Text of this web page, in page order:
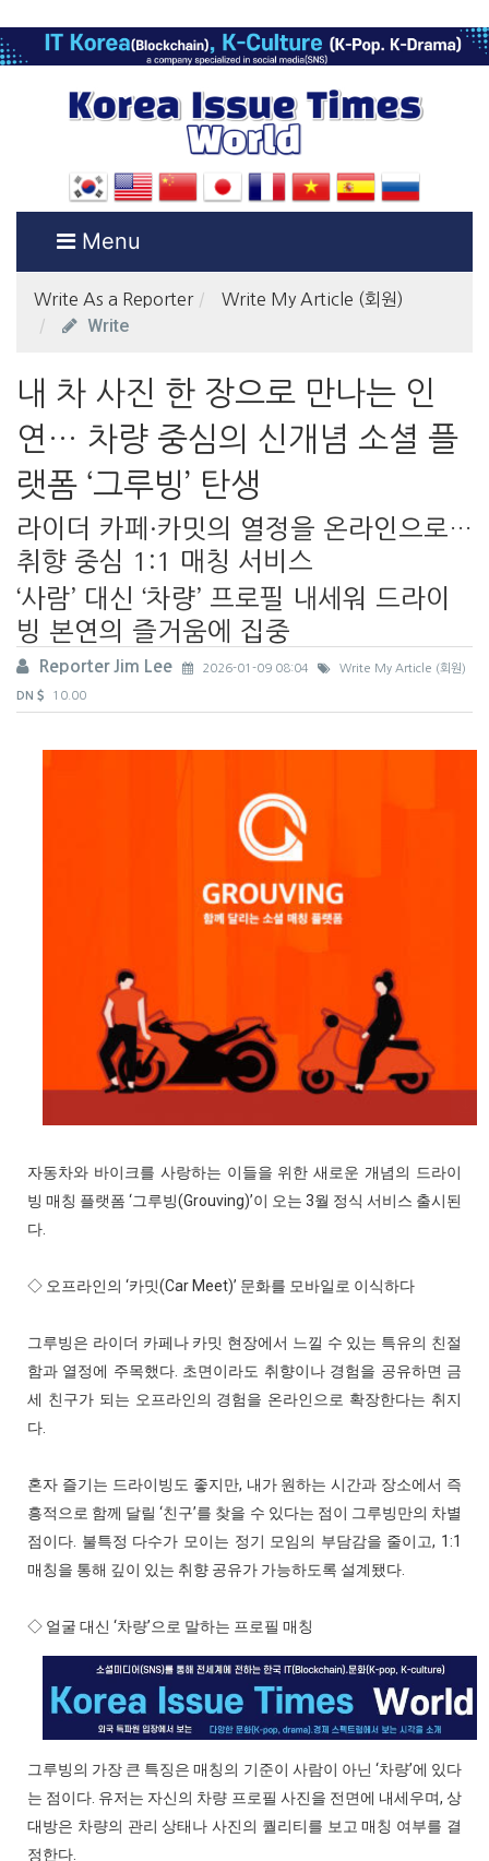
Menu
Write As a Reporter Write My Article (회원)
Write
내 차 사진 한 장으로 만나는 인
연… 차량 중심의 신개념 소셜 플
랫폼 ‘그루빙’ 탄생
라이더 카페·카밋의 열정을 온라인으로…
취향 중심 1:1 매칭 서비스
‘사람’ 대신 ‘차량’ 프로필 내세워 드라이
빙 본연의 즐거움에 집중
Reporter Jim Lee 2026-01-09 08:04 Write My Article (회원)
DN 10.00
자동차와 바이크를 사랑하는 이들을 위한 새로운 개념의 드라이
빙 매칭 플랫폼 ‘그루빙(Grouving)’이 오는 3월 정식 서비스 출시된
다.
◇ 오프라인의 ‘카밋(Car Meet)’ 문화를 모바일로 이식하다
그루빙은 라이더 카페나 카밋 현장에서 느낄 수 있는 특유의 친절
함과 열정에 주목했다. 초면이라도 취향이나 경험을 공유하면 금
세 친구가 되는 오프라인의 경험을 온라인으로 확장한다는 취지
다.
혼자 즐기는 드라이빙도 좋지만, 내가 원하는 시간과 장소에서 즉
흥적으로 함께 달릴 ‘친구’를 찾을 수 있다는 점이 그루빙만의 차별
점이다. 불특정 다수가 모이는 정기 모임의 부담감을 줄이고, 1:1
매칭을 통해 깊이 있는 취향 공유가 가능하도록 설계됐다.
◇ 얼굴 대신 ‘차량’으로 말하는 프로필 매칭
그루빙의 가장 큰 특징은 매칭의 기준이 사람이 아닌 ‘차량’에 있다
는 점이다. 유저는 자신의 차량 프로필 사진을 전면에 내세우며, 상
대방은 차량의 관리 상태나 사진의 퀄리티를 보고 매칭 여부를 결
정한다.